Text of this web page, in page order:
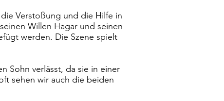
Verstoßung und die Hilfe in
Willen Hagar und seinen
werden. Die Szene spielt
Sohn verlässt, da sie in einer
sehen wir auch die beiden